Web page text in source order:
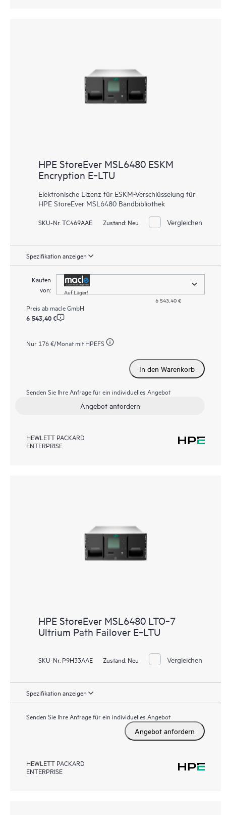
HPE StoreEver MSL6480 ESKM
Encryption E‑LTU
Elektronische Lizenz für ESKM-Verschlüsselung für
HPE StoreEver MSL6480 Bandbibliothek
SKU-Nr. TC469AAE Zustand:Neu Vergleichen
Spezifikation anzeigen
Kaufen
von:
Auf Lager!
6 543,40 €
Preis ab macle GmbH
6 543,40 €
Nur 176 €/Monat mit HPEFS
In den Warenkorb
Senden Sie Ihre Anfrage für ein individuelles Angebot
Angebot anfordern
HEWLETT PACKARD
ENTERPRISE
HPE StoreEver MSL6480 LTO‑7
Ultrium Path Failover E‑LTU
SKU-Nr. P9H33AAE Zustand: Neu Vergleichen
Spezifikation anzeigen
Senden Sie Ihre Anfrage für ein individuelles Angebot
Angebot anfordern
HEWLETT PACKARD
ENTERPRISE